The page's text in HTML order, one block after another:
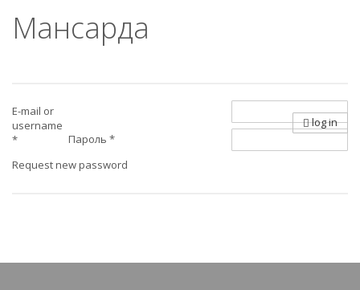
Мансарда
E-mail or
username
*
Пароль *
Request new password
log in